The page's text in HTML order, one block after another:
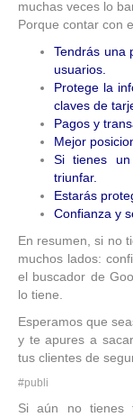
muchas veces lo
Porque contar con
Tendrás una
usuarios.
Protege la
claves de
Pagos y
Mejor
Si tienes
triunfar.
Estarás
Confianza y
En resumen, si no
muchos lados:
el buscador de
lo tiene.
Esperamos que
y te apures a
tus clientes de
#publi
Si aún no tienes